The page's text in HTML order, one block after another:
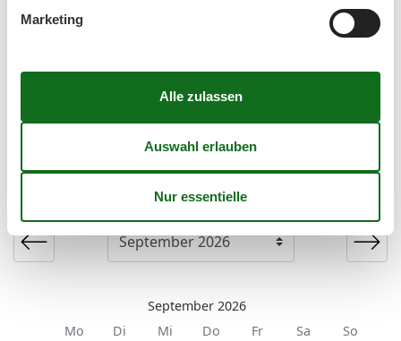
Kurzurlaub
Es besteht eine begrenzte Möglichkeit das ganze Jahr
einen Kurzurlaub zu machen, typischerweise
außerhalb der Hochsaison.
Kalender
September 2026
Mo
Di Mi Do Fr Sa
So
Marketing